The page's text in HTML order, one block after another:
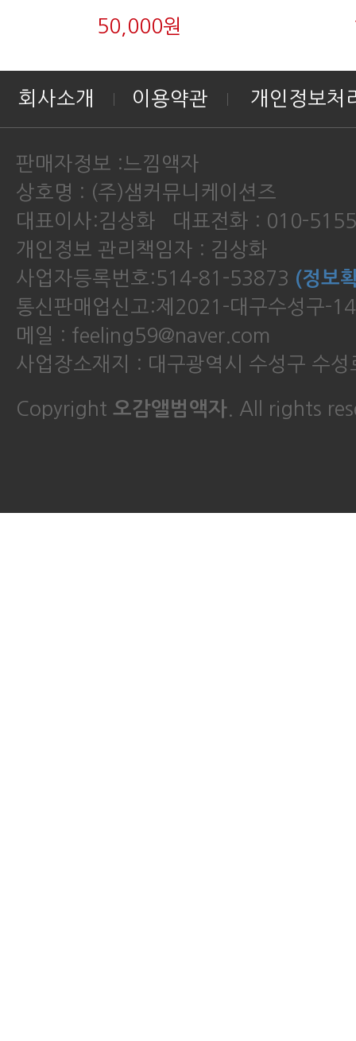
50,000원
회사소개 이용약관 개인정보처
판매자정보 :느낌액자
상호명 : (주)샘커뮤니케이션즈
대표이사:김상화 대표전화 : 010-
개인정보 관리책임자 : 김상화
사업자등록번호:514-81-53873 (정보
통신판매업신고:제2021-대구수성구-
메일 : feeling59@naver.com
사업장소재지 : 대구광역시 수성구 수
Copyright 오감앨범액자. All rights